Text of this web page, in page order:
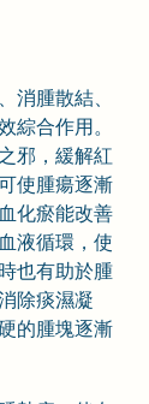
消腫散結、
綜合作用。
邪，緩解紅
使腫瘍逐漸
化瘀能改善
液循環，使
也有助於腫
除痰濕凝
的腫塊逐漸